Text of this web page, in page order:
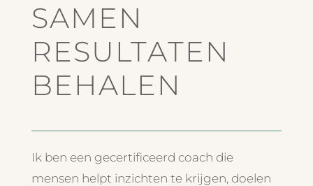
SAMEN
RESULTATEN
BEHALEN
Ik ben een gecertificeerd coach die
mensen helpt inzichten te krijgen, doelen